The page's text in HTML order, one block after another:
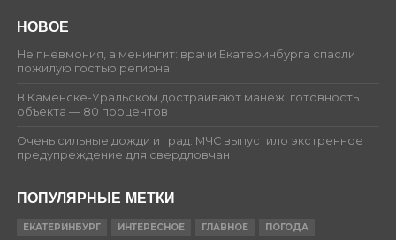
НОВОЕ
Не пневмония, а менингит: врачи Екатеринбурга спасли
пожилую гостью региона
В Каменске-Уральском достраивают манеж: готовность
объекта — 80 процентов
Очень сильные дожди и град: МЧС выпустило экстренное
предупреждение для свердловчан
ПОПУЛЯРНЫЕ МЕТКИ
ЕКАТЕРИНБУРГ ИНТЕРЕСНОЕ ГЛАВНОЕ ПОГОДА